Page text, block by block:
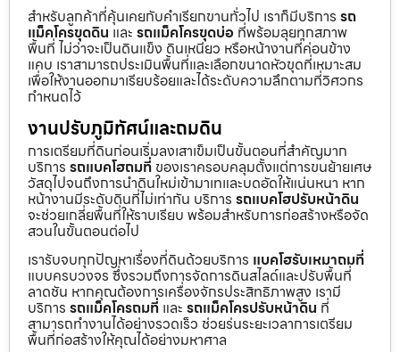
สำหรับลูกค้าที่คุ้นเคยกับคำเรียกขานทั่วไป เราก็มีบริการ รถ
แม็คโครขุดดิน และ รถแม็คโครขุดบ่อ ที่พร้อมลุยทุกสภาพ
พื้นที่ ไม่ว่าจะเป็นดินแข็ง ดินเหนียว หรือหน้างานที่ค่อนข้าง
แคบ เราสามารถประเมินพื้นที่และเลือกขนาดหัวขุดที่เหมาะสม
เพื่อให้งานออกมาเรียบร้อยและได้ระดับความลึกตามที่วิศวกร
กำหนดไว้
งานปรับภูมิทัศน์และถมดิน
การเตรียมที่ดินก่อนเริ่มลงเสาเข็มเป็นขั้นตอนที่สำคัญมาก
บริการ รถแบคโฮถมที่ ของเราครอบคลุมตั้งแต่การขนย้ายเศษ
วัสดุไปจนถึงการนำดินใหม่เข้ามาเทและบดอัดให้แน่นหนา หาก
หน้างานมีระดับดินที่ไม่เท่ากัน บริการ รถแบคโฮปรับหน้าดิน
จะช่วยเกลี่ยพื้นที่ให้ราบเรียบ พร้อมสำหรับการก่อสร้างหรือจัด
สวนในขั้นตอนต่อไป
เรารับจบทุกปัญหาเรื่องที่ดินด้วยบริการ แบคโฮรับเหมาถมที่
แบบครบวงจร ซึ่งรวมถึงการจัดการดินสไลด์และปรับพื้นที่
ลาดชัน หากคุณต้องการเครื่องจักรประสิทธิภาพสูง เรามี
บริการ รถแม็คโครถมที่ และ รถแม็คโครปรับหน้าดิน ที่
สามารถทำงานได้อย่างรวดเร็ว ช่วยร่นระยะเวลาการเตรียม
พื้นที่ก่อสร้างให้คุณได้อย่างมหาศาล